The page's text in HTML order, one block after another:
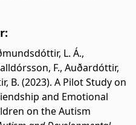
L. Á.,
F., Auðardóttir,
B. (2023). A Pilot Study on
and Emotional
on the Autism